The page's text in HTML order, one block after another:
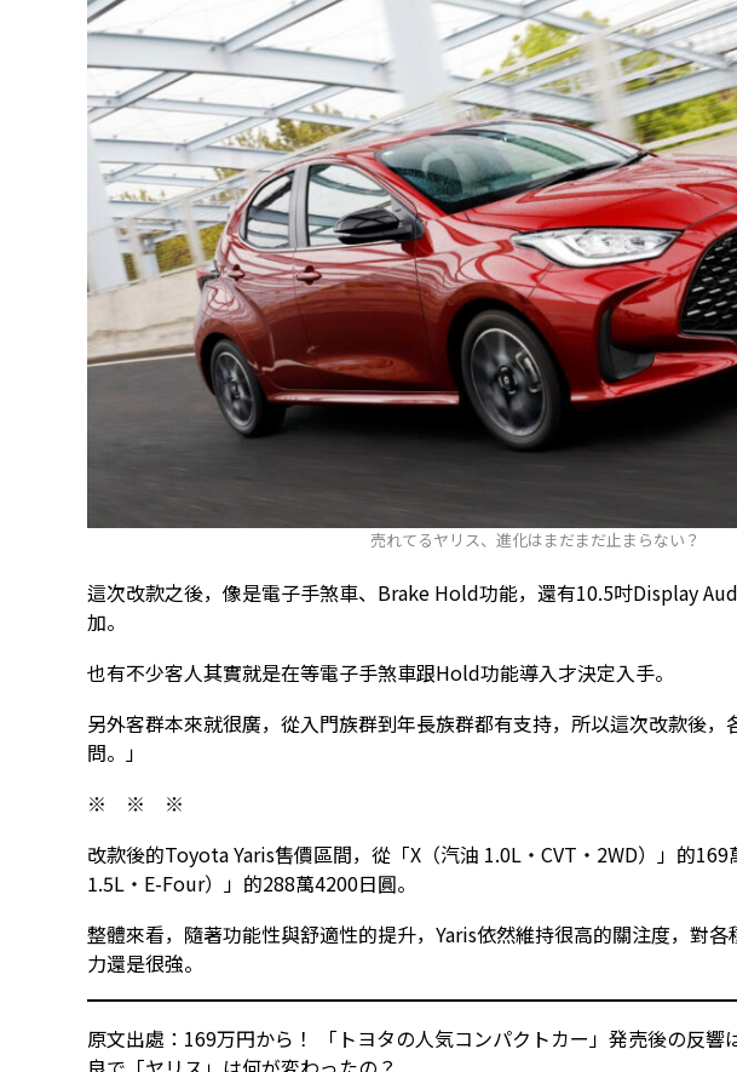
売れてるヤリス、進化はまだまだ止まらない？
這次改款之後，像是電子手煞車、Brake Hold功能，還有10.5吋Display
加。
也有不少客人其實就是在等電子手煞車跟Hold功能導入才決定入手。
另外客群本來就很廣，從入門族群到年長族群都有支持，所以這次改款後，
問。」
※ ※ ※
改款後的Toyota Yaris售價區間，從「X（汽油 1.0L・CVT・2WD）」的
1.5L・E-Four）」的288萬4200日圓。
整體來看，隨著功能性與舒適性的提升，Yaris依然維持很高的關注度，對
力還是很強。
原文出處：169万円から！ 「トヨタの人気コンパクトカー」発売後の反響